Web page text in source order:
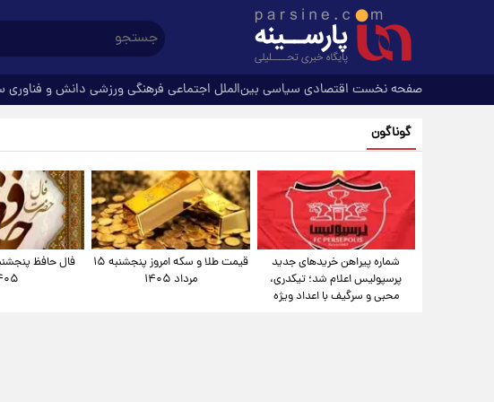
صفحه نخست اقتصادی سیاسی بین‌الملل اجتماعی فرهنگیورزشی دانش و فناوری
گوناگون
شماره پیراهن خریدهای جدید
پرسپولیس اعلام شد؛ تیکدری،
محبی و سرگیف با اعداد ویژه
قیمت طلا و سکه امروز پنجشنبه ۱۵
مرداد ۱۴۰۵